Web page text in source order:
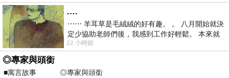
….
⋯⋯ 羊耳草是毛絨絨的好有趣。 。 八月開始就決
定少協助老師們後，我感到工作好輕鬆。 本來就
不是我的工作啊。 真
22 小時前
◎專家與頭銜
■寓言故事 ◎專家與頭銜